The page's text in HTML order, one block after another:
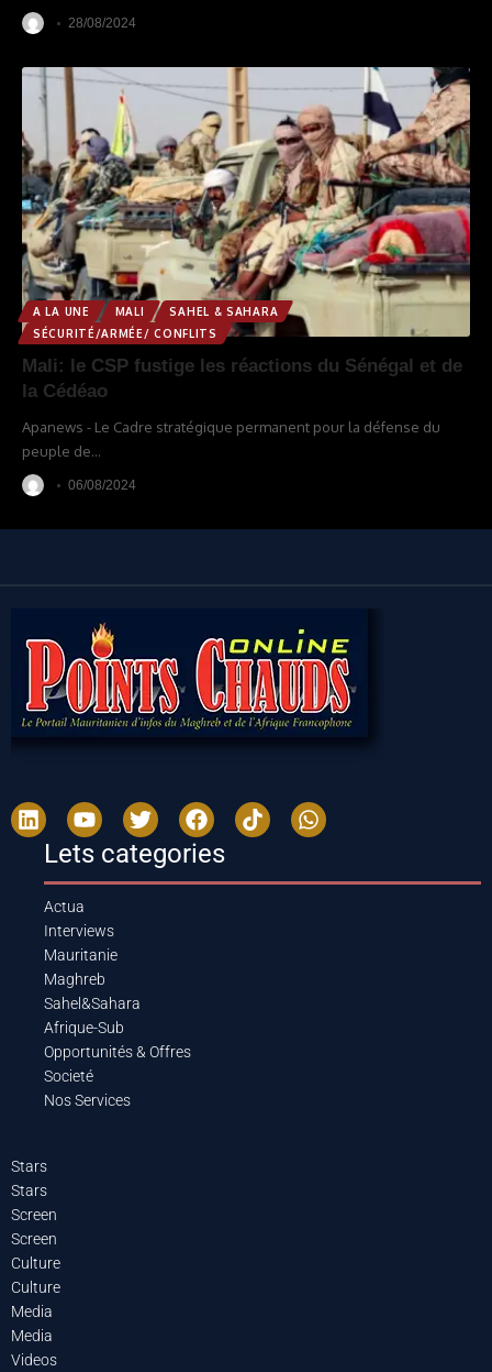
28/08/2024
A LA UNE MALI
SAHEL & SAHARA
SÉCURITÉ/ARMÉE/ CONFLITS
Mali: le CSP fustige les réactions du Sénégal et de
la Cédéao
Apanews - Le Cadre stratégique permanent pour la défense du
peuple de…
06/08/2024
Lets categories
Actua
Interviews
Mauritanie
Maghreb
Sahel&Sahara
Afrique-Sub
Opportunités & Offres
Societé
Nos Services
Stars
Stars
Screen
Screen
Culture
Culture
Media
Media
Videos